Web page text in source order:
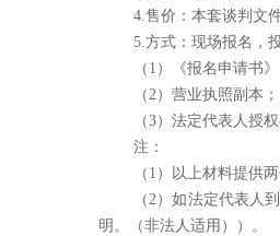
4.售价：本套谈判文
5.方式：现场报名，
（ 1）《报名申请书》
（2）营业执照副本；
（3）法定代表人授
注：
（ 1）以上材料提供
（2）如法定代表人
明 。 （非法人适用） ） 。